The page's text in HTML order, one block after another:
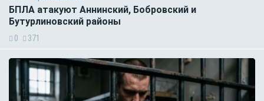
БПЛА атакуют Аннинский, Бобровский и
Бутурлиновский районы
0 371